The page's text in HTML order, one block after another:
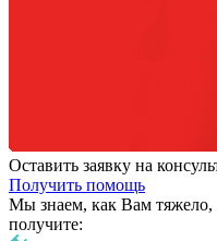
Оставить заявку на
Получить помощь
Мы знаем, как Вам тяжело,
получите: